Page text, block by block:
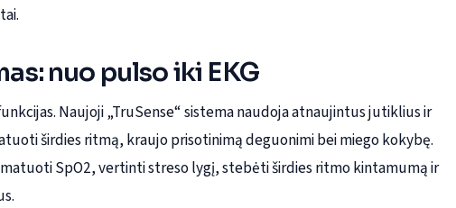
nuo pulso iki EKG
Naujoji „TruSense“ sistema naudoja atnaujintus jutiklius ir
širdies ritmą, kraujo prisotinimą deguonimi bei miego kokybę.
SpO2, vertinti streso lygį, stebėti širdies ritmo kintamumą ir